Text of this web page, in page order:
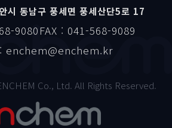
시 동남구 풍세면 풍세산단5로 17
9080 FAX : 041-568-9089
enchem@enchem.kr
Co., Ltd. All Rights Reserved.